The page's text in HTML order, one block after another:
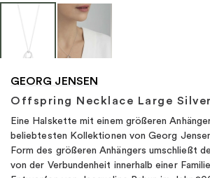
GEORG JENSEN
Offspring Necklace Large Silver
Eine Halskette mit einem größeren
beliebtesten Kollektionen von Georg
Form des größeren Anhängers umschließt
von der Verbundenheit innerhalb einer